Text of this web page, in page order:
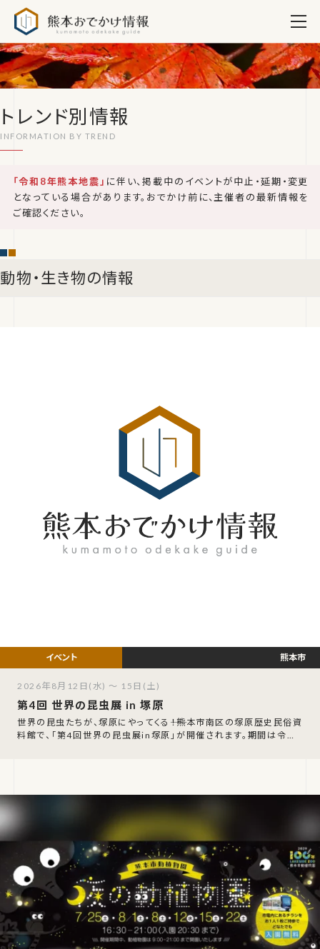
トレンド別情報
「令和8年熊本地震」 に伴い、掲載中のイベントが中止・延期・変更
となっている場合があります。おでかけ前に、主催者の最新情報を
ご確認ください。
動物・生き物の情報
第4回 世界の昆虫展 in 塚原
世界の昆虫たちが、塚原にやってくる――！熊本市南区の塚原歴史民俗資
料館で、「第4回世界の昆虫展in塚原」が開催されます。期間は令和8
熊本市
2026年8月12日(水) ～ 15日(土)